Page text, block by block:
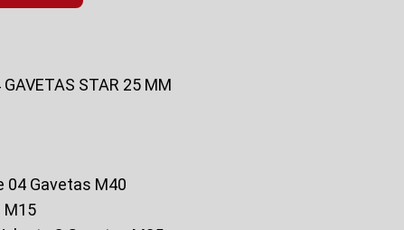
GAVETAS STAR 25 MM
04 Gavetas M40
M15